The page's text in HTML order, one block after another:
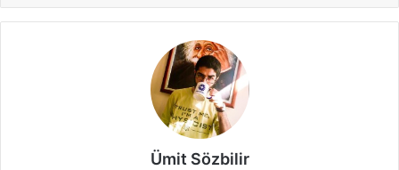
Ümit Sözbilir